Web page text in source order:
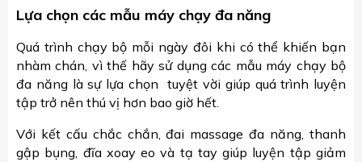
Lựa chọn các mẫu máy chạy đa năng
Quá trình chạy bộ mỗi ngày đôi khi có thể khiến bạn
nhàm chán, vì thế hãy sử dụng các mẫu máy chạy bộ
đa năng là sự lựa chọn tuyệt vời giúp quá trình luyện
tập trở nên thú vị hơn bao giờ hết.
Với kết cấu chắc chắn, đai massage đa năng, thanh
gập bụng, đĩa xoay eo và tạ tay giúp luyện tập giảm